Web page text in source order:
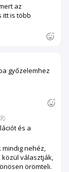
az
itt is több
győzelemhez
és a
nehéz,
választják,
örömteli.